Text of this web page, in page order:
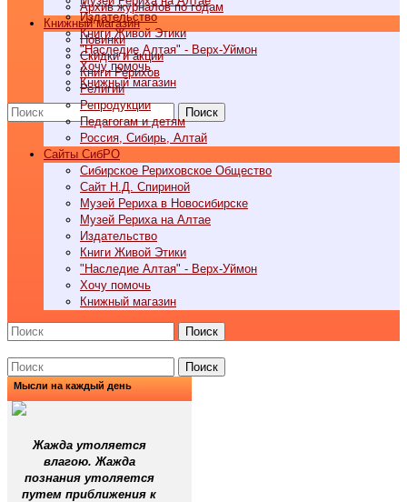
Издательство
Книги Живой Этики
"Наследие Алтая" - Верх-Уймон
Хочу помочь
Книжный магазин
Поиск
Архив журналов по годам
Книжный магазин
Новинки
Скидки и акции
Книги Рерихов
Религии
Репродукции
Педагогам и детям
Россия, Сибирь, Алтай
Cайты СибРО
Сибирское Рериховское Общество
Сайт Н.Д. Спириной
Музей Рериха в Новосибирске
Музей Рериха на Алтае
Издательство
Книги Живой Этики
"Наследие Алтая" - Верх-Уймон
Хочу помочь
Книжный магазин
Поиск
Поиск
Мысли на каждый день
Жажда утоляется
влагою. Жажда
познания утоляется
путем приближения к